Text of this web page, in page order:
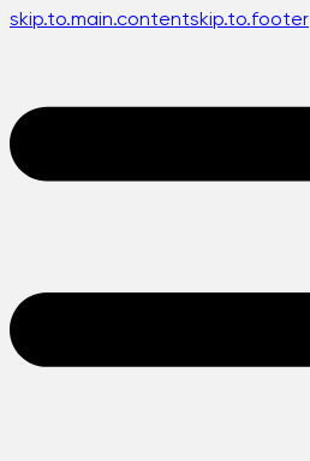
skip.to.main.contentskip.to.footer